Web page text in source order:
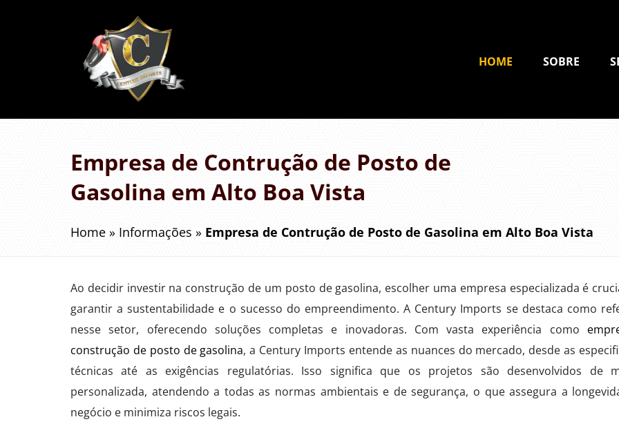
HOME SOBRE
Empresa de Contrução de Posto de
Gasolina em Alto Boa Vista
Home » Informações » Empresa de Contrução de Posto de Gasolina em Alto Boa Vista
Ao decidir investir na construção de um posto de gasolina, escolher uma empresa especializada é
garantir a sustentabilidade e o sucesso do empreendimento. A Century Imports se destaca como
nesse setor, oferecendo soluções completas e inovadoras. Com vasta experiência como
construção de posto de gasolina, a Century Imports entende as nuances do mercado, desde as
técnicas até as exigências regulatórias. Isso significa que os projetos são desenvolvidos de
personalizada, atendendo a todas as normas ambientais e de segurança, o que assegura a
negócio e minimiza riscos legais.